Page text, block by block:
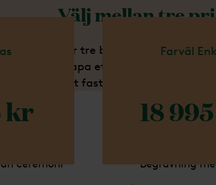
Välj mellan tre
Vi erbjuder tre begravningspaket
för att skapa ett värdigt avsked.
får du ett fast pris utan några
kr
ceremoni
Farväl
18
Ingår i detta paket
Begravning